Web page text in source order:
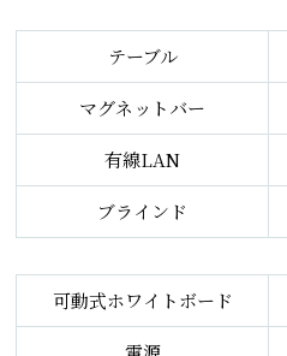
テーブル
マグネットバー
有線LAN
ブラインド
可動式ホワイトボード